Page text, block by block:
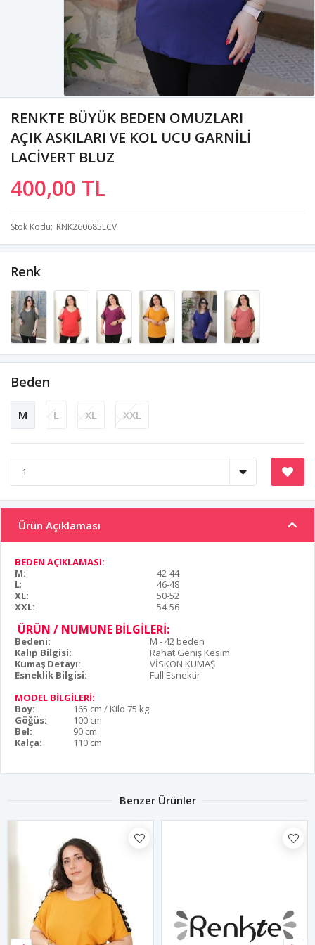
RENKTE BÜYÜK BEDEN OMUZLARI
AÇIK ASKILARI VE KOL UCU GARNİLİ
LACİVERT BLUZ
400,00 TL
Stok Kodu RNK260685LCV
Renk
Beden
M L XL XXL
Ürün Açıklaması
BEDEN AÇIKLAMASI:
M:
42-44
L:
46-48
XL:
50-52
XXL:
54-56
ÜRÜN / NUMUNE BİLGİLERİ:
Bedeni:
M - 42 beden
Kalıp Bilgisi:
Rahat Geniş Kesim
Kumaş Detayı:
VİSKON KUMAŞ
Esneklik Bilgisi:
Full Esnektir
MODEL BİLGİLERİ:
Boy:
165 cm / Kilo 75 kg
Göğüs:
100 cm
Bel:
90 cm
Kalça:
110 cm
Benzer Ürünler